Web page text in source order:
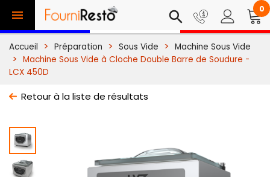
 search 0
Accueil Préparation Sous Vide
Machine Sous Vide
Machine Sous Vide à Cloche Double Barre de Soudure -
LCX 450D
Retour à la liste de résultats